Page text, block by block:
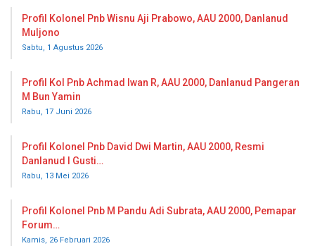
Profil Kolonel Pnb Wisnu Aji Prabowo, AAU 2000, Danlanud
Muljono
Sabtu, 1 Agustus 2026
Profil Kol Pnb Achmad Iwan R, AAU 2000, Danlanud Pangeran
M Bun Yamin
Rabu, 17 Juni 2026
Profil Kolonel Pnb David Dwi Martin, AAU 2000, Resmi
Danlanud I Gusti…
Rabu, 13 Mei 2026
Profil Kolonel Pnb M Pandu Adi Subrata, AAU 2000, Pemapar
Forum…
Kamis, 26 Februari 2026